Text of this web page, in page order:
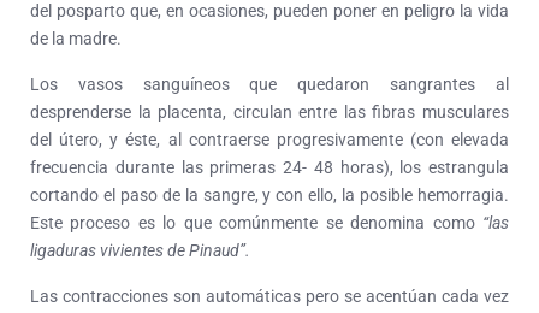
del posparto que, en ocasiones, pueden poner en peligro la vida
de la madre.
Los vasos sanguíneos que quedaron sangrantes al
desprenderse la placenta, circulan entre las fibras musculares
del útero, y éste, al contraerse progresivamente (con elevada
frecuencia durante las primeras 24- 48 horas), los estrangula
cortando el paso de la sangre, y con ello, la posible hemorragia.
Este proceso es lo que comúnmente se denomina como “las
ligaduras vivientes de Pinaud”.
Las contracciones son automáticas pero se acentúan cada vez